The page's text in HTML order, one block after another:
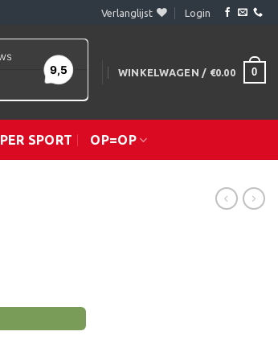
Verlanglijst Login
WINKELWAGEN / €0.00 0
PER SPORT OP=OP